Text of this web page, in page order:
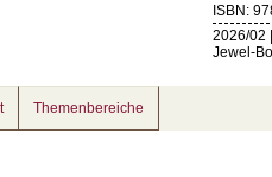
ISBN:
2026/02
Jewel-
Themenbereiche